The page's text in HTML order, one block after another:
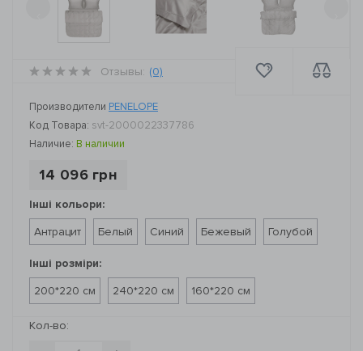
Отзывы: (0)
Производители PENELOPE
Код Товара: svt-2000022337786
Наличие: В наличии
14 096 грн
Інші кольори:
Антрацит
Белый Синий Бежевый Голубой
Інші розміри:
200*220 см
240*220 см 160*220 см
Кол-во: